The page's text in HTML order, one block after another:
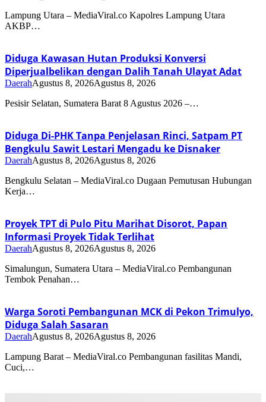
Lampung Utara – MediaViral.co Kapolres Lampung Utara
AKBP…
Diduga Kawasan Hutan Produksi Konversi
Diperjualbelikan dengan Dalih Tanah Ulayat Adat
DaerahAgustus 8, 2026Agustus 8, 2026
Pesisir Selatan, Sumatera Barat 8 Agustus 2026 –…
Diduga Di-PHK Tanpa Penjelasan Rinci, Satpam PT
Bengkulu Sawit Lestari Mengadu ke Disnaker
DaerahAgustus 8, 2026Agustus 8, 2026
Bengkulu Selatan – MediaViral.co Dugaan Pemutusan Hubungan
Kerja…
Proyek TPT di Pulo Pitu Marihat Disorot, Papan
Informasi Proyek Tidak Terlihat
DaerahAgustus 8, 2026Agustus 8, 2026
Simalungun, Sumatera Utara – MediaViral.co Pembangunan
Tembok Penahan…
Warga Soroti Pembangunan MCK di Pekon Trimulyo,
Diduga Salah Sasaran
DaerahAgustus 8, 2026Agustus 8, 2026
Lampung Barat – MediaViral.co Pembangunan fasilitas Mandi,
Cuci,…